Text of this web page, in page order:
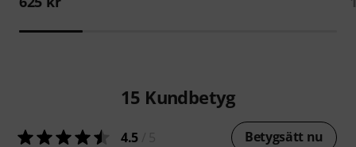
15 Kundbetyg
4.5 Betygsätt nu